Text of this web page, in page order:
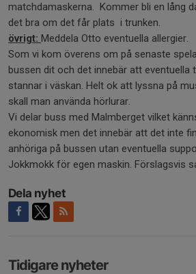
matchdamaskerna. Kommer bli en lång
det bra om det får plats i trunken.
övrigt: Meddela Otto eventuella allergier.
Som vi kom överens om på senaste
bussen dit och det innebär att eventuella
stannar i väskan. Helt ok att lyssna på
skall man använda hörlurar.
Vi delar buss med Malmberget vilket
ekonomisk men det innebär att det inte
anhöriga på bussen utan eventuella
Jokkmokk för egen maskin. Förslagsvis
Dela nyhet
Tidigare nyheter